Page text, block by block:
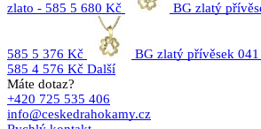
zlato - 585 5 680 Kč BG zlatý
585 5 376 Kč
BG zlatý přívěsek
585 4 576 Kč Další
Máte dotaz?
+420 725 535 406
info@ceskedrahokamy.cz